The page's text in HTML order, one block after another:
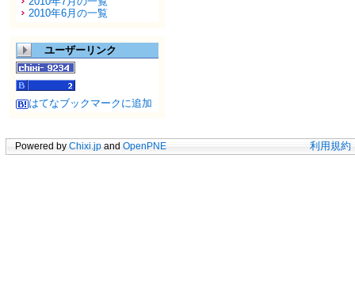
2010年6月の一覧
ユーザーリンク
はてなブックマークに追加
Powered by Chixi.jp and OpenPNE 利用規約